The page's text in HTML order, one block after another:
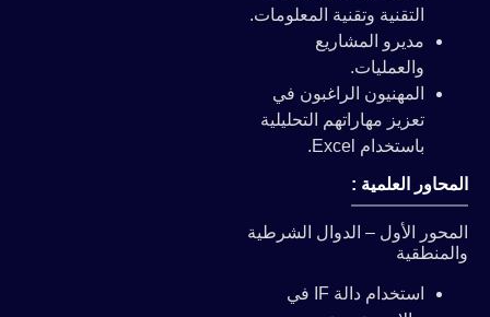
التقنية وتقنية المعلومات.
مديرو المشاريع
والعمليات.
المهنيون الراغبون في
تعزيز مهاراتهم التحليلية
باستخدام Excel.
المحاور العلمية :
المحور الأول – الدوال الشرطية
والمنطقية
استخدام دالة IF في